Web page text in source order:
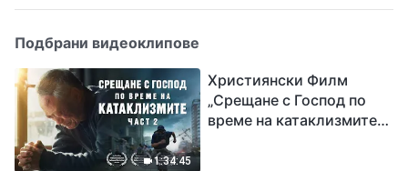
Подбрани видеоклипове
1:34:45
Християнски Филм
„Срещане с Господ по
време на катаклизмите“